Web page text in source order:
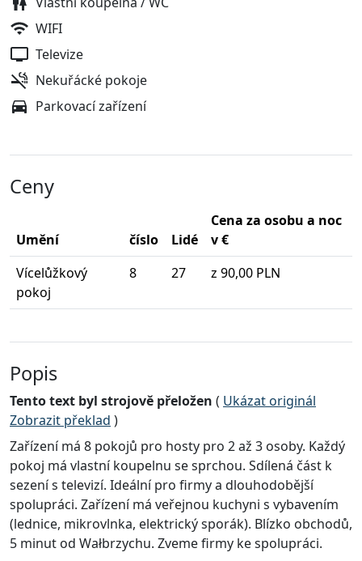
WIFI
Televize
Nekuřácké pokoje
Parkovací zařízení
Ceny
Umění číslo Lidé
Cena za osobu a noc
v €
Vícelůžkový
pokoj
8 27 z 90,00 PLN
Popis
Tento text byl strojově přeložen ( Ukázat originál
Zobrazit překlad )
Zařízení má 8 pokojů pro hosty pro 2 až 3 osoby. Každý
pokoj má vlastní koupelnu se sprchou. Sdílená část k
sezení s televizí. Ideální pro firmy a dlouhodobější
spolupráci. Zařízení má veřejnou kuchyni s vybavením
(lednice, mikrovlnka, elektrický sporák). Blízko obchodů,
5 minut od Wałbrzychu. Zveme firmy ke spolupráci.